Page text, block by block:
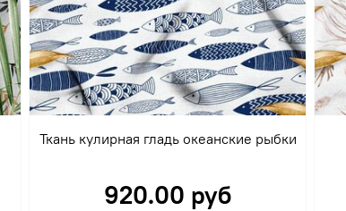
Ткань кулирная гладь океанские рыбки
920.00 руб